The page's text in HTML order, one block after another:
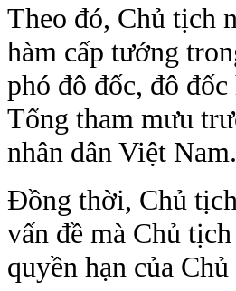
Theo đó, Chủ tịch
hàm cấp tướng
phó đô đốc, đô
Tổng tham mưu
nhân dân Việt Nam.
Đồng thời, Chủ
vấn đề mà Chủ
quyền hạn của